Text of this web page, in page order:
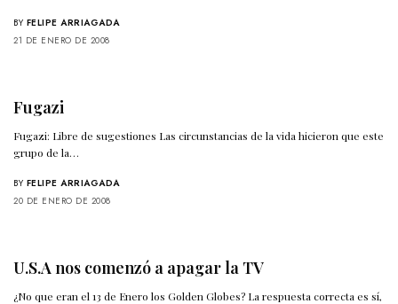
BY FELIPE ARRIAGADA
21 DE ENERO DE 2008
Fugazi
Fugazi: Libre de sugestiones Las circunstancias de la vida hicieron que este
grupo de la…
BY FELIPE ARRIAGADA
20 DE ENERO DE 2008
U.S.A nos comenzó a apagar la TV
¿No que eran el 13 de Enero los Golden Globes? La respuesta correcta es sí,